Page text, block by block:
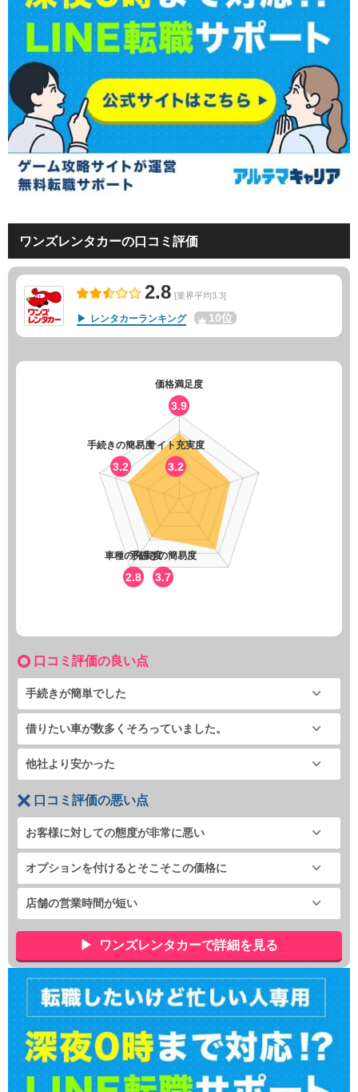
ワンズレンタカーの口コミ評価
2.8 [業界平均3.3]
レンタカーランキング 10位
価格満足度
3.9
サイト充実度
3.2
手続きの簡易度
3.7
車種の充実度
2.8
手続きの簡易度
3.2
口コミ評価の良い点
手続きが簡単でした
借りたい車が数多くそろっていました。
他社より安かった
口コミ評価の悪い点
お客様に対しての態度が非常に悪い
オプションを付けるとそこそこの価格に
店舗の営業時間が短い
ワンズレンタカーで詳細を見る